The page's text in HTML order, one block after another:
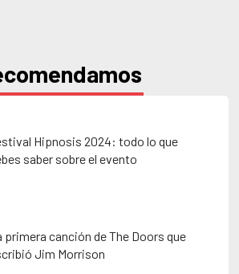
Hipnosis 2024: todo lo que
saber sobre el evento
primera canción de The Doors que
Jim Morrison